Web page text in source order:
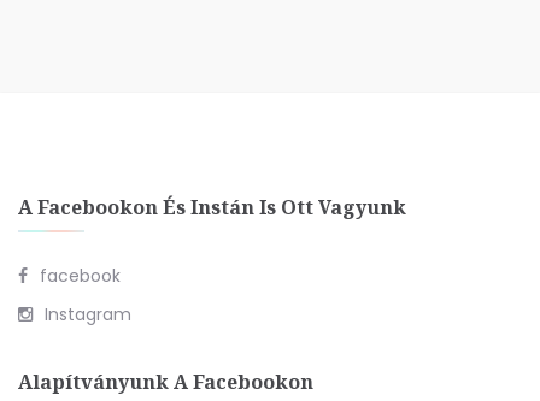
A Facebookon És Instán Is Ott Vagyunk
facebook
Instagram
Alapítványunk A Facebookon